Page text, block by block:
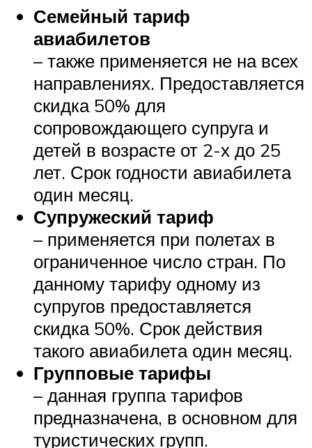
Семейный тариф
авиабилетов
– также применяется не на всех
направлениях. Предоставляется
скидка 50% для
сопровождающего супруга и
детей в возрасте от 2-х до 25
лет. Срок годности авиабилета
один месяц.
Супружеский тариф
– применяется при полетах в
ограниченное число стран. По
данному тарифу одному из
супругов предоставляется
скидка 50%. Срок действия
такого авиабилета один месяц.
Групповые тарифы
– данная группа тарифов
предназначена, в основном для
туристических групп.